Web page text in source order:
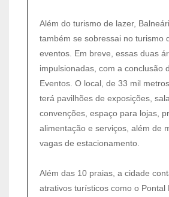
Além do turismo de lazer,
também se sobressai no turismo
eventos. Em breve, essas duas
impulsionadas, com a conclusão
Eventos. O local, de 33 mil
terá pavilhões de exposições,
convenções, espaço para lojas,
alimentação e serviços, além de
vagas de estacionamento.
Além das 10 praias, a cidade
atrativos turísticos como o Pontal